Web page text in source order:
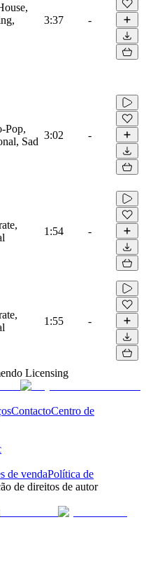
3:37 -
Pop,
Sad
3:02 -
1:54 -
1:55 -
Licensing
ContactoCentro de
de vendaPolítica de
de direitos de autor